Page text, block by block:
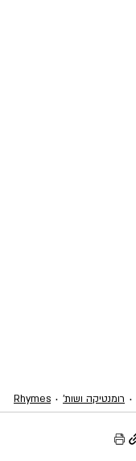
רומנטיקה ושות' Rhymes